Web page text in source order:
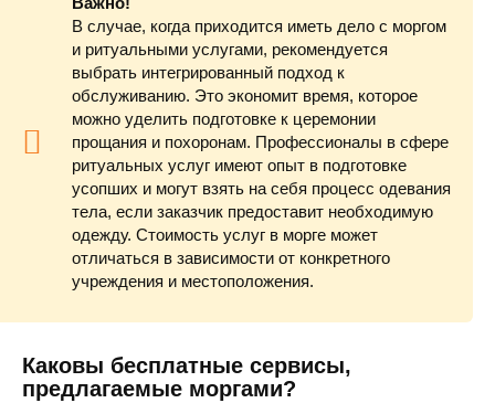
В случае, когда приходится иметь дело с моргом
и ритуальными услугами, рекомендуется
выбрать интегрированный подход к
обслуживанию. Это экономит время, которое
можно уделить подготовке к церемонии
прощания и похоронам. Профессионалы в сфере
ритуальных услуг имеют опыт в подготовке
усопших и могут взять на себя процесс одевания
тела, если заказчик предоставит необходимую
одежду. Стоимость услуг в морге может
отличаться в зависимости от конкретного
учреждения и местоположения.
Каковы бесплатные сервисы,
предлагаемые моргами?